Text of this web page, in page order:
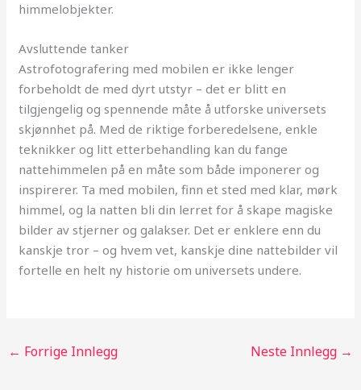
himmelobjekter.
Avsluttende tanker
Astrofotografering med mobilen er ikke lenger
forbeholdt de med dyrt utstyr – det er blitt en
tilgjengelig og spennende måte å utforske universets
skjønnhet på. Med de riktige forberedelsene, enkle
teknikker og litt etterbehandling kan du fange
nattehimmelen på en måte som både imponerer og
inspirerer. Ta med mobilen, finn et sted med klar, mørk
himmel, og la natten bli din lerret for å skape magiske
bilder av stjerner og galakser. Det er enklere enn du
kanskje tror – og hvem vet, kanskje dine nattebilder vil
fortelle en helt ny historie om universets undere.
← Forrige Innlegg Neste Innlegg →